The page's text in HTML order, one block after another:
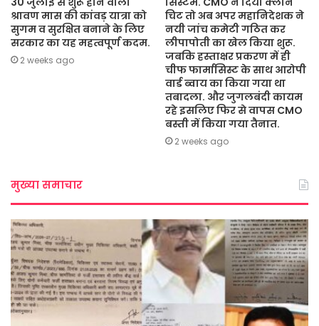
श्रावण मास की कांवड़ यात्रा को
सुगम व सुरक्षित बनाने के लिए
सरकार का यह महत्वपूर्ण कदम.
2 weeks ago
चिट तो अब अपर महानिदेशक ने
नयी जांच कमेटी गठित कर
लीपापोती का खेल किया शुरू.
जबकि हस्ताक्षर प्रकरण में ही
चीफ फार्मासिस्ट के साथ आरोपी
वार्ड ब्वाय का किया गया था
तबादला. और जुगलबंदी कायम
रहे इसलिए फिर से वापस CMO
बस्ती में किया गया तैनात.
2 weeks ago
मुख्या समाचार